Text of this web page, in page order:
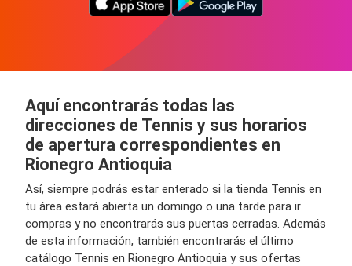
Aquí encontrarás todas las
direcciones de Tennis y sus horarios
de apertura correspondientes en
Rionegro Antioquia
Así, siempre podrás estar enterado si la tienda Tennis en
tu área estará abierta un domingo o una tarde para ir
compras y no encontrarás sus puertas cerradas. Además
de esta información, también encontrarás el último
catálogo Tennis en Rionegro Antioquia y sus ofertas